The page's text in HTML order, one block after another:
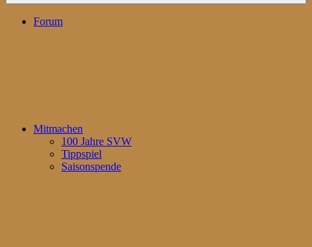
Forum
Mitmachen
100 Jahre SVW
Tippspiel
Saisonspende